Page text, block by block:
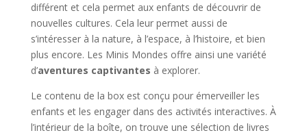
différent et cela permet aux enfants de découvrir de
nouvelles cultures. Cela leur permet aussi de
s’intéresser à la nature, à l’espace, à l’histoire, et bien
plus encore. Les Minis Mondes offre ainsi une variété
d’aventures captivantes à explorer.
Le contenu de la box est conçu pour émerveiller les
enfants et les engager dans des activités interactives. À
l’intérieur de la boîte, on trouve une sélection de livres